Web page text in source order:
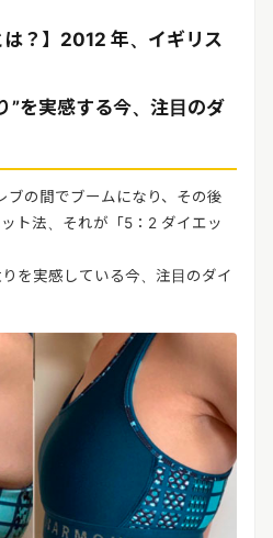
は？】2012 年、イギリス
”を実感する今、注目のダ
ブの間でブームになり、その後
ト法、それが「5：2 ダイエッ
を実感している今、注目のダイ